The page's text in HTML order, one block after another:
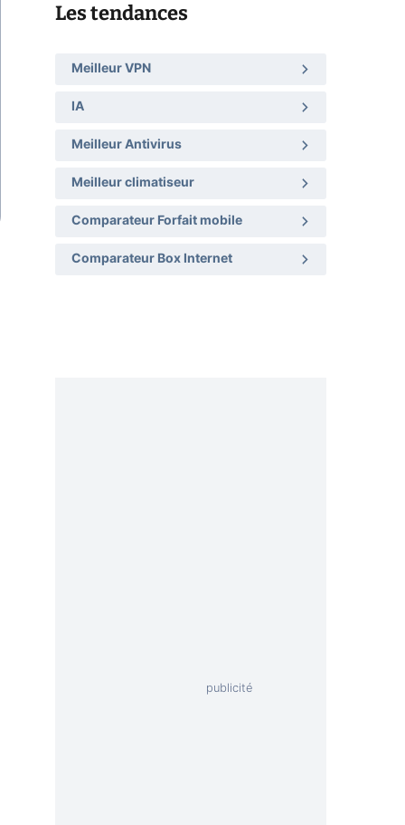
Les tendances
Meilleur VPN
IA
Meilleur Antivirus
Meilleur climatiseur
Comparateur Forfait mobile
Comparateur Box Internet